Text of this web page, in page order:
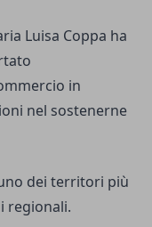
Luisa Coppa ha
in
nel sostenerne
dei territori più
regionali.